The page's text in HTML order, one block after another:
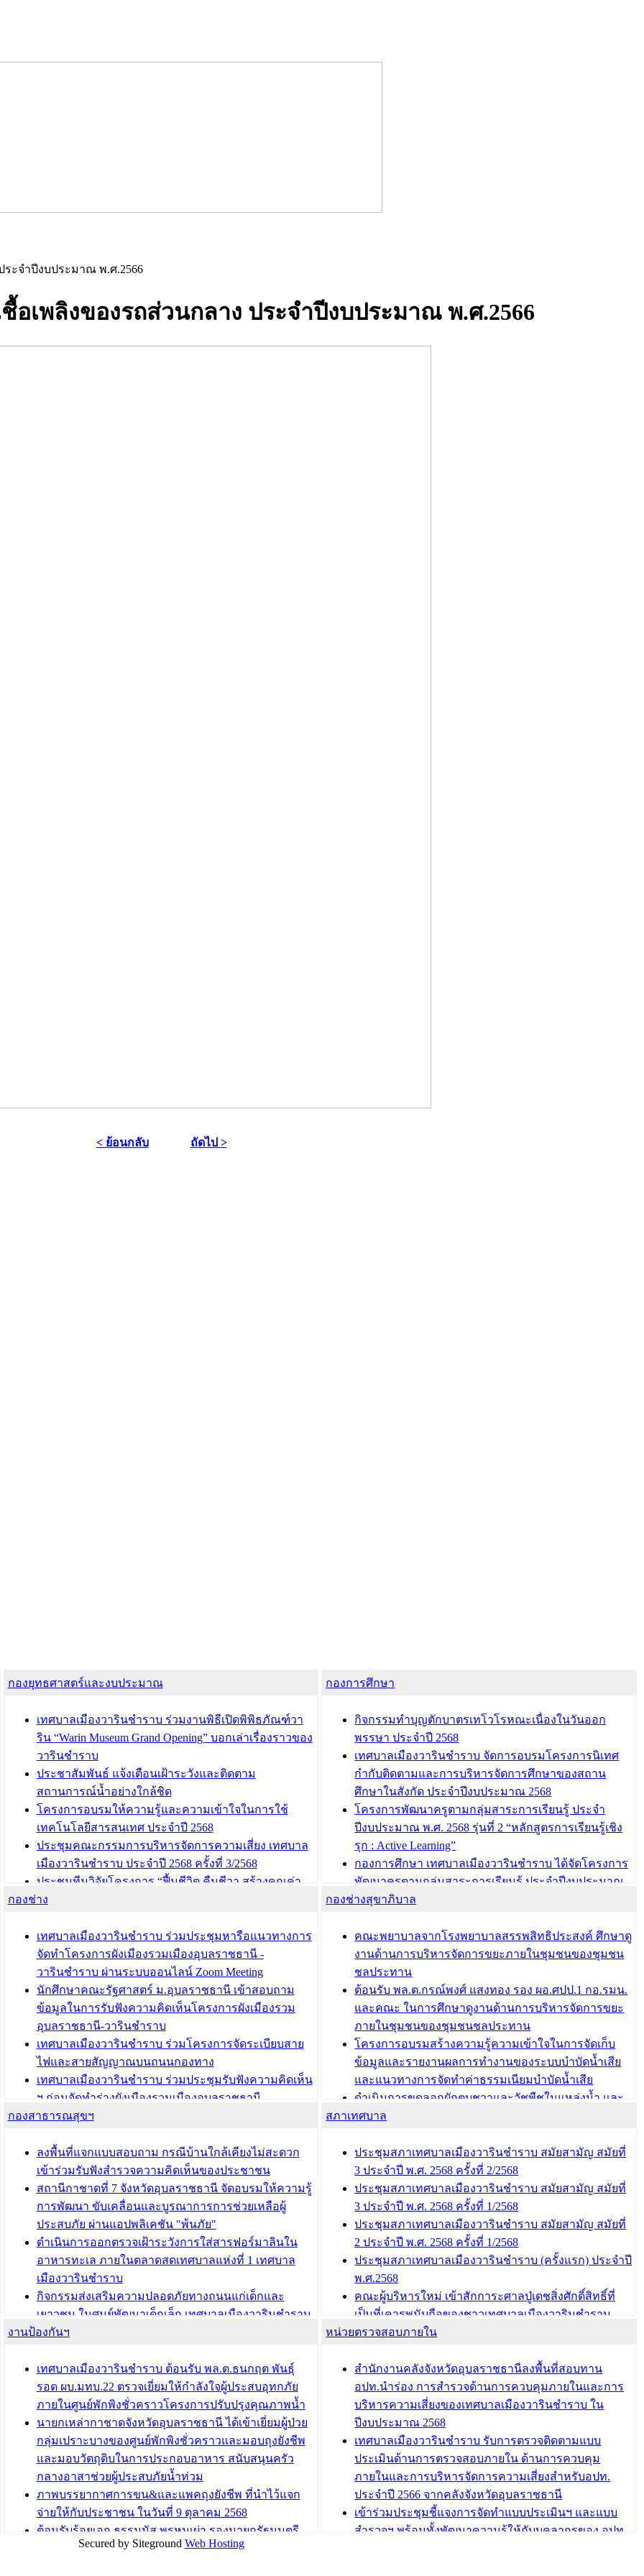
ะจำปีงบประมาณ พ.ศ.2566
เพลิงของรถส่วนกลาง ประจำปีงบประมาณ พ.ศ.2566
< ย้อนกลับ
ถัดไป >
กองยุทธศาสตร์และงบประมาณ
เทศบาลเมืองวารินชำราบ ร่วมงานพิธีเปิดพิพิธภัณฑ์วา
ริน “Warin Museum Grand Opening” บอกเล่าเรื่องราวของ
วารินชำราบ
ประชาสัมพันธ์ แจ้งเตือนเฝ้าระวังและติดตาม
สถานการณ์น้ำอย่างใกล้ชิด
โครงการอบรมให้ความรู้และความเข้าใจในการใช้
เทคโนโลยีสารสนเทศ ประจำปี 2568
ประชุมคณะกรรมการบริหารจัดการความเสี่ยง เทศบาล
เมืองวารินชำราบ ประจำปี 2568 ครั้งที่ 3/2568
ประชุมทีมวิจัยโครงการ “ฟื้นชีวิต คืนชีวา สร้างคุณค่า
เมืองวาริน” เพื่อร่วมขับเคลื่อนเมืองวารินชำราบให้เป็น
บทความ อื่นๆ ...
กองการศึกษา
กิจกรรมทำบุญตักบาตรเทโวโรหณะเนื่องในวันออก
พรรษา ประจำปี 2568
เทศบาลเมืองวารินชำราบ จัดการอบรมโครงการนิเทศ
กำกับติดตามและการบริหารจัดการศึกษาของสถาน
ศึกษาในสังกัด ประจำปีงบประมาณ 2568
โครงการพัฒนาครูตามกลุ่มสาระการเรียนรู้ ประจำ
ปีงบประมาณ พ.ศ. 2568 รุ่นที่ 2 “หลักสูตรการเรียนรู้เชิง
รุก : Active Learning”
กองการศึกษา เทศบาลเมืองวารินชำราบ ได้จัดโครงการ
พัฒนาครูตามกลุ่มสาระการเรียนรู้ ประจำปีงบประมาณ
พ.ศ. 2568
รางวัลผู้อำนวยการสำนัก/กองการศึกษาดีเด่น ในงาน
แข่งขันทักษะทางวิชาการและงานมหกรรมการจัดการ
ศึกษาท้องถิ่น ระดับประเทศครั้งที่ 14 ประจำปี 2568
บทความ อื่นๆ ...
กองช่าง
เทศบาลเมืองวารินชำราบ ร่วมประชุมหารือแนวทางการ
จัดทำโครงการผังเมืองรวมเมืองอุบลราชธานี -
วารินชำราบ ผ่านระบบออนไลน์ Zoom Meeting
นักศึกษาคณะรัฐศาสตร์ ม.อุบลราชธานี เข้าสอบถาม
ข้อมูลในการรับฟังความคิดเห็นโครงการผังเมืองรวม
อุบลราชธานี-วารินชำราบ
เทศบาลเมืองวารินชำราบ ร่วมโครงการจัดระเบียบสาย
ไฟและสายสัญญาณบนถนนกองทาง
เทศบาลเมืองวารินชำราบ ร่วมประชุมรับฟังความคิดเห็น
ฯ ก่อนจัดทำร่างผังเมืองรวมเมืองอุบลราชธานี -
วารินชำราบ ครั้งที่ 3
การขออนุญาตเข้าทำประโยชน์ในพื้นที่ป่าไม้
บทความ อื่นๆ ...
กองช่างสุขาภิบาล
คณะพยาบาลจากโรงพยาบาลสรรพสิทธิประสงค์ ศึกษาดู
งานด้านการบริหารจัดการขยะภายในชุมชนของชุมชน
ชลประทาน
ต้อนรับ พล.ต.กรณ์พงศ์ แสงทอง รอง ผอ.ศปป.1 กอ.รมน.
และคณะ ในการศึกษาดูงานด้านการบริหารจัดการขยะ
ภายในชุมชนของชุมชนชลประทาน
โครงการอบรมสร้างความรู้ความเข้าใจในการจัดเก็บ
ข้อมูลและรายงานผลการทำงานของระบบบำบัดน้ำเสีย
และแนวทางการจัดทำค่าธรรมเนียมบำบัดน้ำเสีย
ดำเนินการขุดลอกผักตบชวาและวัชพืชในแหล่งน้ำ และ
พัฒนาฟื้นฟูและแก้ไขปัญหาแหล่งน้ำสาธารณะภายใน
ดำเนินการขุดลอกผักตบชวาและวัชพืชในแหล่งน้ำ และ
พัฒนาฟื้นฟูและแก้ไขปัญหาแหล่งน้ำสาธารณะภายชุม
ชนท่าบ้งมั่ง
บทความ อื่นๆ ...
กองสาธารณสุขฯ
ลงพื้นที่แจกแบบสอบถาม กรณีบ้านใกล้เคียงไม่สะดวก
เข้าร่วมรับฟังสำรวจความคิดเห็นของประชาชน
สถานีกาชาดที่ 7 จังหวัดอุบลราชธานี จัดอบรมให้ความรู้
การพัฒนา ขับเคลื่อนและบูรณาการการช่วยเหลือผู้
ประสบภัย ผ่านแอปพลิเคชัน "พ้นภัย"
ดำเนินการออกตรวจเฝ้าระวังการใส่สารฟอร์มาลินใน
อาหารทะเล ภายในตลาดสดเทศบาลแห่งที่ 1 เทศบาล
เมืองวารินชำราบ
กิจกรรมส่งเสริมความปลอดภัยทางถนนแก่เด็กและ
เยาวชน ในศูนย์พัฒนาเด็กเล็ก เทศบาลเมืองวารินชำราบ
เทศบาลเมืองวารินชำราบ ร่วมประชุมปรึกษาหารือการ
สภาเทศบาล
ประชุมสภาเทศบาลเมืองวารินชำราบ สมัยสามัญ สมัยที่
3 ประจำปี พ.ศ. 2568 ครั้งที่ 2/2568
ประชุมสภาเทศบาลเมืองวารินชำราบ สมัยสามัญ สมัยที่
3 ประจำปี พ.ศ. 2568 ครั้งที่ 1/2568
ประชุมสภาเทศบาลเมืองวารินชำราบ สมัยสามัญ สมัยที่
2 ประจำปี พ.ศ. 2568 ครั้งที่ 1/2568
ประชุมสภาเทศบาลเมืองวารินชำราบ (ครั้งแรก) ประจำปี
พ.ศ.2568
คณะผู้บริหารใหม่ เข้าสักการะศาลปู่เดชสิ่งศักดิ์สิทธิ์ที่
เป็นที่เคารพนับถือของชาวเทศบาลเมืองวารินชำราบ
งานป้องกันฯ
เทศบาลเมืองวารินชำราบ ต้อนรับ พล.ต.ธนกฤต พันธุ์
รอด ผบ.มทบ.22 ตรวจเยี่ยมให้กำลังใจผู้ประสบอุทกภัย
ภายในศูนย์พักพิงชั่วคราวโครงการปรับปรุงคุณภาพน้ำ
นายกเหล่ากาชาดจังหวัดอุบลราชธานี ได้เข้าเยี่ยมผู้ป่วย
กลุ่มเปราะบางของศูนย์พักพิงชั่วคราวและมอบถุงยังชีพ
และมอบวัตถุดิบในการประกอบอาหาร สนับสนุนครัว
กลางอาสาช่วยผู้ประสบภัยน้ำท่วม
ภาพบรรยากาศการขน&และแพคถุงยังชีพ ที่นำไว้แจก
จ่ายให้กับประชาชน ในวันที่ 9 ตุลาคม 2568
ต้อนรับร้อยเอก ธรรมนัส พรหมเผ่า รองนายกรัฐมนตรี
และรัฐมนตรีว่าการกระทรวงเกษตรและสหกรณ์ ลงพื้นที่
หน่วยตรวจสอบภายใน
สำนักงานคลังจังหวัดอุบลราชธานีลงพื้นที่สอบทาน
อปท.นำร่อง การสำรวจด้านการควบคุมภายในและการ
บริหารความเสี่ยงของเทศบาลเมืองวารินชำราบ ใน
ปีงบประมาณ 2568
เทศบาลเมืองวารินชำราบ รับการตรวจติดตามแบบ
ประเมินด้านการตรวจสอบภายใน ด้านการควบคุม
ภายในและการบริหารจัดการความเสี่ยงสำหรับอปท.
ประจำปี 2566 จากคลังจังหวัดอุบลราชธานี
เข้าร่วมประชุมชี้แจงการจัดทำแบบประเมินฯ และแบบ
สำรวจฯ พร้อมทั้งพัฒนาความรู้ให้กับบุคลากรของ อปท.
Secured by Siteground Web Hosting